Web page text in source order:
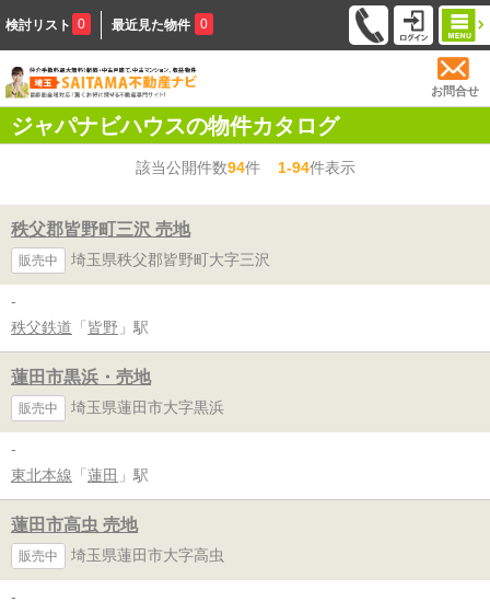
検討リスト 0 最近見た物件 0
お問合せ
ジャパナビハウスの物件カタログ
該当公開件数94件1-94件表示
秩父郡皆野町三沢 売地
販売中 埼玉県秩父郡皆野町大字三沢
-
秩父鉄道 「 皆野 」駅
蓮田市黒浜・売地
販売中 埼玉県蓮田市大字黒浜
-
東北本線 「 蓮田 」駅
蓮田市高虫 売地
販売中 埼玉県蓮田市大字高虫
-